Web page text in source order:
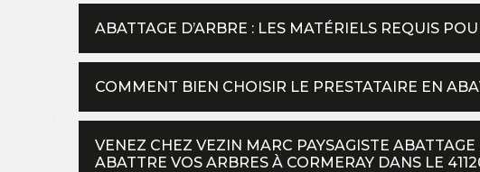
ABATTAGE D’ARBRE : LES MATÉRIELS REQUIS
COMMENT BIEN CHOISIR LE PRESTATAIRE EN
VENEZ CHEZ VEZIN MARC PAYSAGISTE
ABATTRE VOS ARBRES À CORMERAY DANS LE